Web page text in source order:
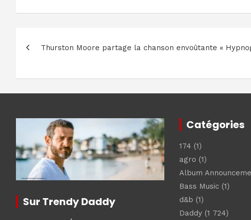
de
l’article
Thurston Moore partage la chanson envoûtante «
Sur Trendy Daddy
Catégories
174 (1)
agro (1)
Album
Bass Music(1)
d&b (1)
Daddy(1 724)